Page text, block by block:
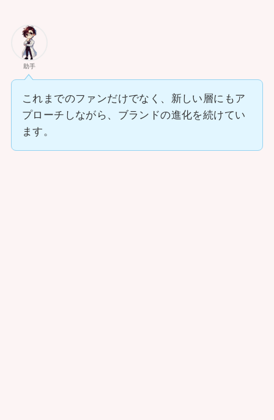
助手
これまでのファンだけでなく、新しい層にもア
プローチしながら、ブランドの進化を続けてい
ます。